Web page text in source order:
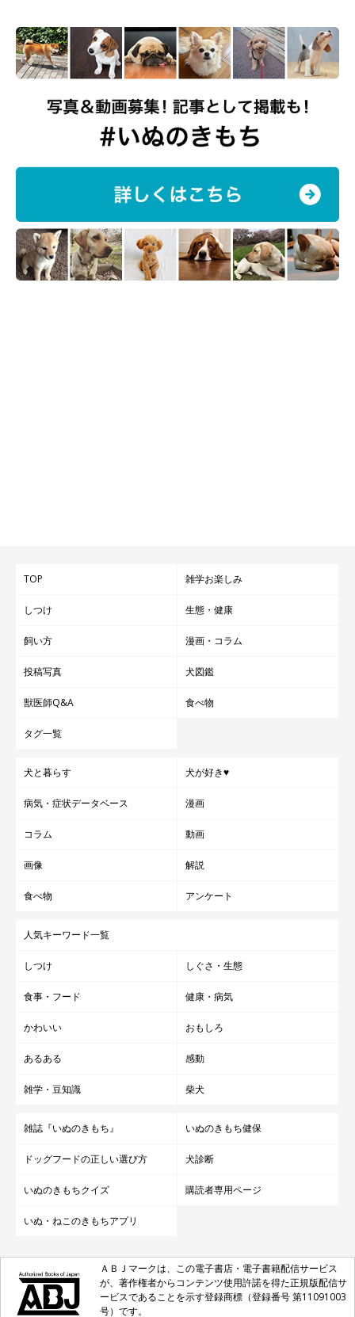
TOP 雑学お楽しみ
しつけ 生態・健康
飼い方 漫画・コラム
投稿写真 犬図鑑
獣医師Q&A 食べ物
タグ一覧
犬と暮らす 犬が好き♥
病気・症状データベース 漫画
コラム 動画
画像 解説
食べ物 アンケート
人気キーワード一覧
しつけ しぐさ・生態
食事・フード 健康・病気
かわいい おもしろ
あるある 感動
雑学・豆知識 柴犬
雑誌『いぬのきもち』 いぬのきもち健保
ドッグフードの正しい選び方 犬診断
いぬのきもちクイズ 購読者専用ページ
いぬ・ねこのきもちアプリ
ＡＢＪマークは、この電子書店・電子書籍配信サービス
が、著作権者からコンテンツ使用許諾を得た正規版配信サ
ービスであることを示す登録商標（登録番号 第11091003
号）です。